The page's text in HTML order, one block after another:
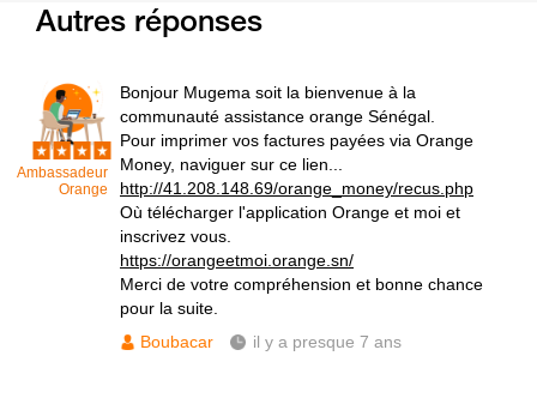
Autres réponses
Ambassadeur
Orange
Bonjour Mugema soit la bienvenue à la
communauté assistance orange Sénégal.
Pour imprimer vos factures payées via Orange
Money, naviguer sur ce lien...
http://41.208.148.69/orange_money/recus.php
Où télécharger l'application Orange et moi et
inscrivez vous.
https://orangeetmoi.orange.sn/
Merci de votre compréhension et bonne chance
pour la suite.
Boubacar
il y a presque 7 ans